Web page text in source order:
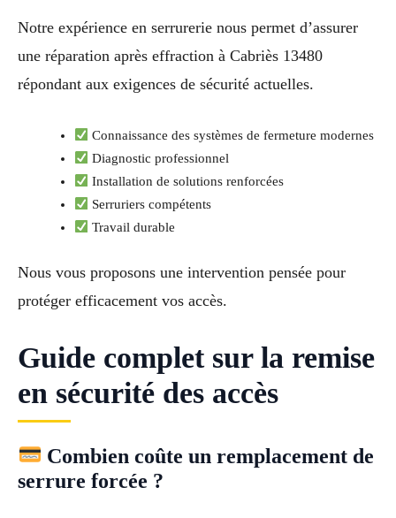
Notre expérience en serrurerie nous permet d’assurer
une réparation après effraction à Cabriès 13480
répondant aux exigences de sécurité actuelles.
Connaissance des systèmes de fermeture modernes
Diagnostic professionnel
Installation de solutions renforcées
Serruriers compétents
Travail durable
Nous vous proposons une intervention pensée pour
protéger efficacement vos accès.
Guide complet sur la remise
en sécurité des accès
Combien coûte un remplacement de
serrure forcée ?